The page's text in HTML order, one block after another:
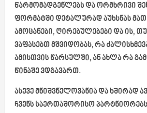
წარმომადგენლებს და ორმხრივი
ფორმატში დეტალურად აუხსნას მათ
ამოცანები, ღირებულებები და ის,
ვაფასებთ მშვიდობას, რა
ამისთვის წარსულში, ან ახლა რა
წინაშე ვდგავართ.
ასევე მნიშვნელოვანია და ხშირად
ჩვენს საერთაშორისო